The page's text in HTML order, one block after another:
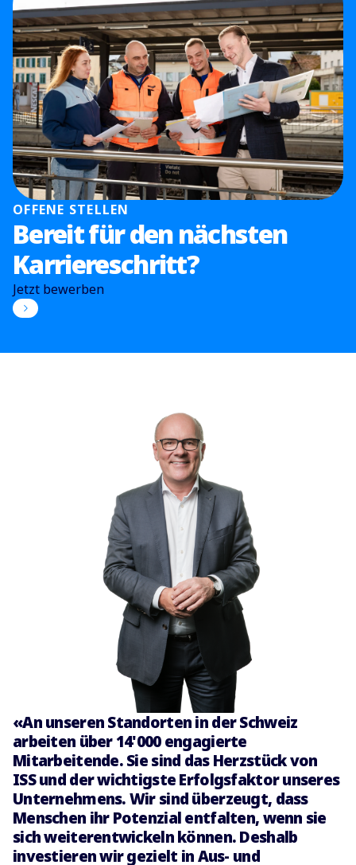
OFFENE STELLEN
Bereit für den nächsten
Karriereschritt?
Jetzt bewerben
«An unseren Standorten in der Schweiz
arbeiten über 14'000 engagierte
Mitarbeitende. Sie sind das Herzstück von
ISS und der wichtigste Erfolgsfaktor unseres
Unternehmens. Wir sind überzeugt, dass
Menschen ihr Potenzial entfalten, wenn sie
sich weiterentwickeln können. Deshalb
investieren wir gezielt in Aus- und